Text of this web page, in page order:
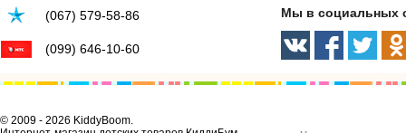
(067) 579-58-86
(099) 646-10-60
Мы в социальных
© 2009 - 2026 KiddyBoom.